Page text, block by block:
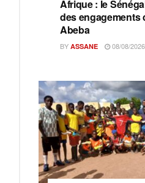
Afrique : le
des engagements
Abeba
BY ASSANE 08/08/2026